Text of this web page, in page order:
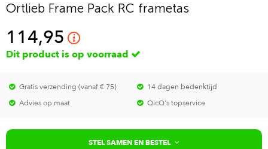
Ortlieb Frame Pack RC frametas
114,95
Dit product is op voorraad
Gratis verzending (vanaf € 75)
14 dagen bedenktijd
Advies op maat
QicQ's topservice
STEL SAMEN EN BESTEL